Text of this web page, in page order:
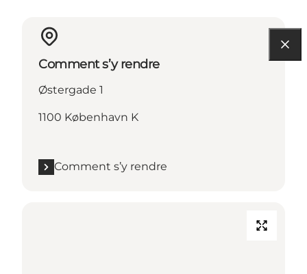
Comment s’y rendre
Østergade 1
1100 København K
Comment s’y rendre